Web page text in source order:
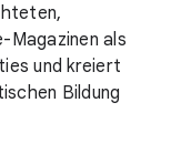
Magazinen als
und kreiert
Bildung